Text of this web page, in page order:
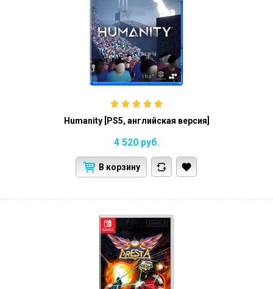
Humanity [PS5, английская версия]
4 520 руб.
В корзину